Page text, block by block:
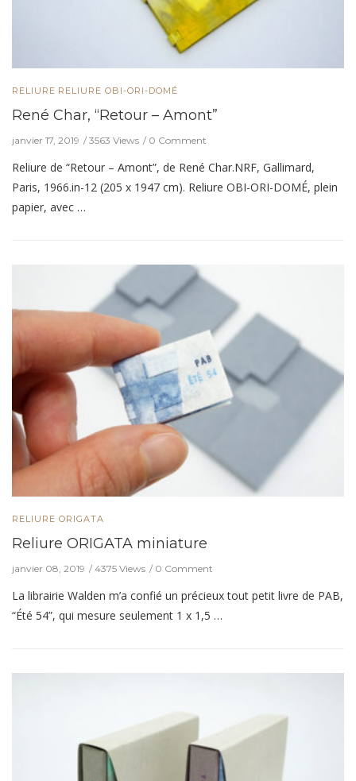
RELIURE RELIURE OBI-ORI-DOMÉ
René Char, “Retour – Amont”
janvier 17, 2019 3563 Views 0 Comment
Reliure de “Retour – Amont”, de René Char.NRF, Gallimard,
Paris, 1966.in-12 (205 x 1947 cm). Reliure OBI-ORI-DOMÉ, plein
papier, avec …
RELIURE ORIGATA
Reliure ORIGATA miniature
janvier 08, 2019 4375 Views 0 Comment
La librairie Walden m’a confié un précieux tout petit livre de PAB,
“Été 54”, qui mesure seulement 1 x 1,5 …